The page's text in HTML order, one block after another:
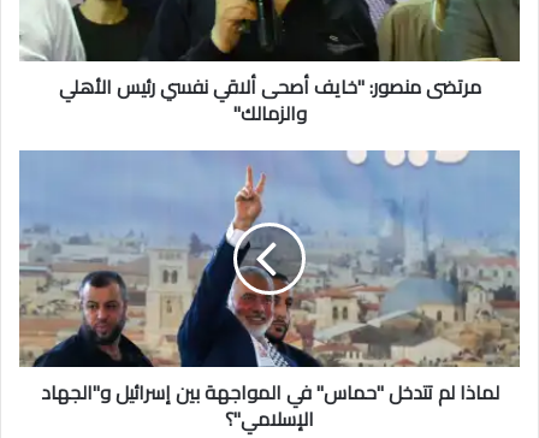
مرتضى منصور: "خايف أصحى ألاقي نفسي رئيس الأهلي
والزمالك"
لماذا لم تتدخل "حماس" في المواجهة بين إسرائيل و"الجهاد
الإسلامي"؟